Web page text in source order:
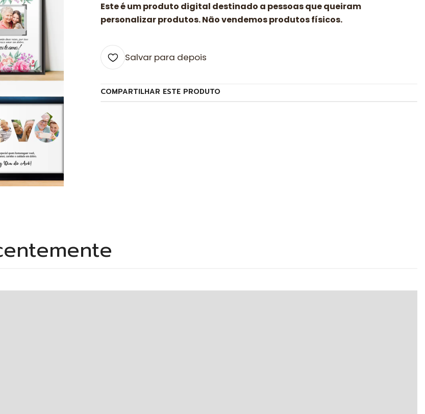
Este é um produto digital destinado a pessoas que queiram
personalizar produtos. Não vendemos produtos físicos.
Salvar para depois
COMPARTILHAR ESTE PRODUTO